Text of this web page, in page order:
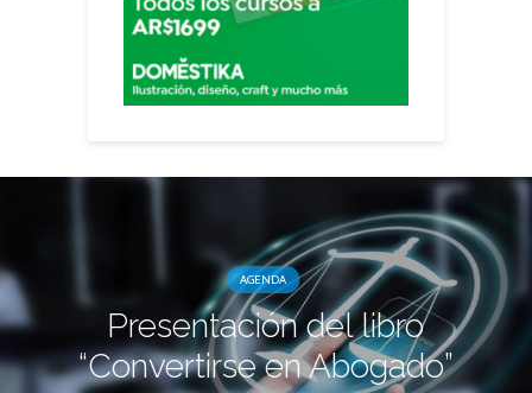
AGENDA
Presentación del libro
“Convertirse en Abogado”